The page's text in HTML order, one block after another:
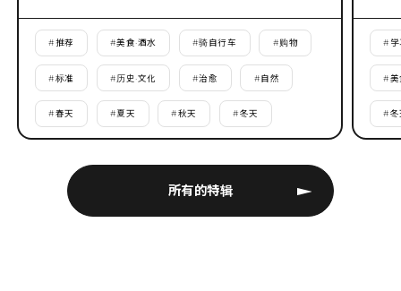
所有的特辑
#推荐 #美食·酒水 #骑自行车 #购物
#标准 #历史·文化 #治愈 #自然
#春天 #夏天 #秋天 #冬天
# 学
#美
#冬